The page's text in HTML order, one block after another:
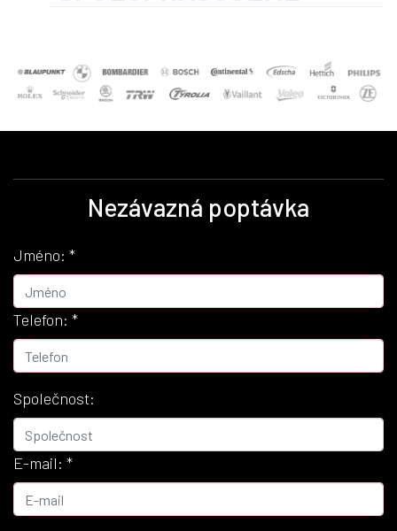
Nezávazná poptávka
Jméno: *
Telefon: *
Společnost:
E-mail: *